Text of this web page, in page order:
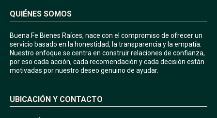
QUIÉNES SOMOS
Buena Fe Bienes Raíces, nace con el compromiso de ofrecer un
servicio basado en la honestidad, la transparencia y la empatía.
Nuestro enfoque se centra en construir relaciones de confianza,
por eso cada acción, cada recomendación y cada decisión están
motivadas por nuestro deseo genuino de ayudar.